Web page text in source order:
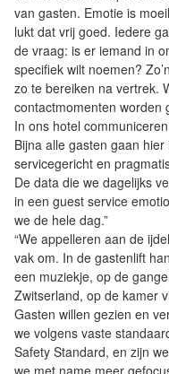
van gasten. Emotie is
lukt dat vrij goed. Iedere
de vraag: is er iemand in
specifiek wilt noemen?
zo te bereiken na vertrek.
contactmomenten worden
In ons hotel
Bijna alle gasten gaan
servicegericht en
De data die we dagelijks
in een guest service
we de hele dag.”
“We appelleren aan de
vak om. In de gastenlift
een muziekje, op de
Zwitserland, op de kamer
Gasten willen gezien en
we volgens vaste
Safety Standard, en zijn